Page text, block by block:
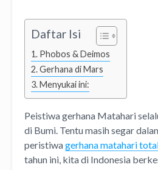
Daftar Isi
Phobos & Deimos
Gerhana di Mars
Menyukai ini:
Peistiwa gerhana Matahari
di Bumi. Tentu masih segar
peristiwagerhana matahari
tahun ini, kita di Indonesia